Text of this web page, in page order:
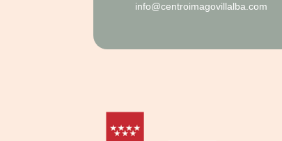
info@centroimagovillalba.com